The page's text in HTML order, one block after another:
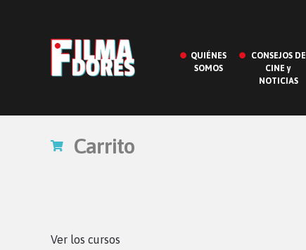
QUIÉNES
SOMOS
CONSEJOS DE
CINE y
NOTICIAS
Carrito
Ver los cursos